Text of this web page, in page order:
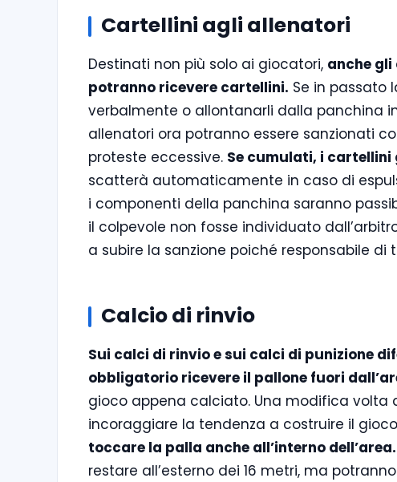
Cartellini agli allenatori
Destinati non più solo ai giocatori, anche
potranno ricevere cartellini. Se in passato
verbalmente o allontanarli dalla panchina
allenatori ora potranno essere sanzionati
proteste eccessive. Se cumulati, i
scatterà automaticamente in caso di
i componenti della panchina saranno
il colpevole non fosse individuato
a subire la sanzione poiché responsabile
Calcio di rinvio
Sui calci di rinvio e sui calci di punizione
obbligatorio ricevere il pallone fuori
gioco appena calciato. Una modifica volta
incoraggiare la tendenza a costruire il
toccare la palla anche all’interno dell’area.
restare all’esterno dei 16 metri, ma